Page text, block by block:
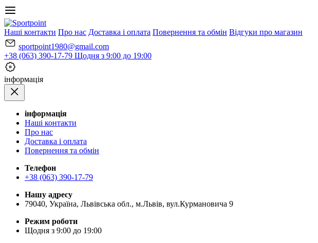
Наші контакти Про нас Доставка і оплата Повернення та обмін Відгуки про магазин
sportpoint1980@gmail.com
+38 (063) 390-17-79 Щодня з 9:00 до 19:00
iнформація
iнформація
Наші контакти
Про нас
Доставка і оплата
Повернення та обмін
Телефон
+38 (063) 390-17-79
Нашу адресу
79040, Україна, Львівська обл., м.Львів, вул.Курмановича 9
Режим роботи
Щодня з 9:00 до 19:00